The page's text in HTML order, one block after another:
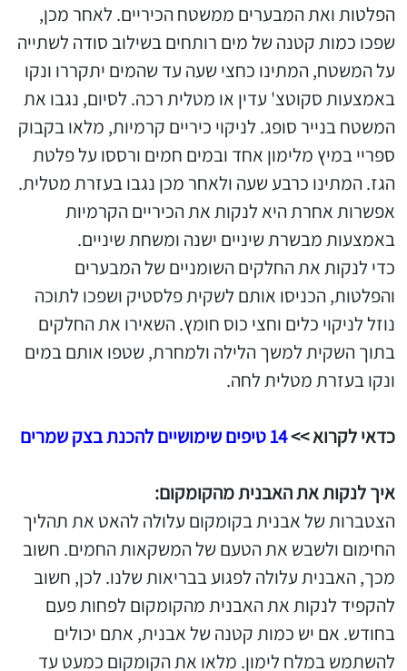
הפלטות ואת המבערים ממשטח הכיריים. לאחר מכן,
שפכו כמות קטנה של מים רותחים בשילוב סודה לשתייה
על המשטח, המתינו כחצי שעה עד שהמים יתקררו ונקו
באמצעות סקוטצ' עדין או מטלית רכה. לסיום, נגבו את
המשטח בנייר סופג. לניקוי כיריים קרמיות, מלאו בקבוק
ספריי במיץ מלימון אחד ובמים חמים ורססו על פלטת
הגז. המתינו כרבע שעה ולאחר מכן נגבו בעזרת מטלית.
אפשרות אחרת היא לנקות את הכיריים הקרמיות
באמצעות מבשרת שיניים ישנה ומשחת שיניים.
כדי לנקות את החלקים השומניים של המבערים
והפלטות, הכניסו אותם לשקית פלסטיק ושפכו לתוכה
נוזל לניקוי כלים וחצי כוס חומץ. השאירו את החלקים
בתוך השקית למשך הלילה ולמחרת, שטפו אותם במים
ונקו בעזרת מטלית לחה.
כדאי לקרוא >>14 טיפים שימושיים להכנת בצק שמרים
איך לנקות את האבנית מהקומקום:
הצטברות של אבנית בקומקום עלולה להאט את תהליך
החימום ולשבש את הטעם של המשקאות החמים. חשוב
מכך, האבנית עלולה לפגוע בבריאות שלנו. לכן, חשוב
להקפיד לנקות את האבנית מהקומקום לפחות פעם
בחודש. אם יש כמות קטנה של אבנית, אתם יכולים
להשתמש במלח לימון. מלאו את הקומקום כמעט עד